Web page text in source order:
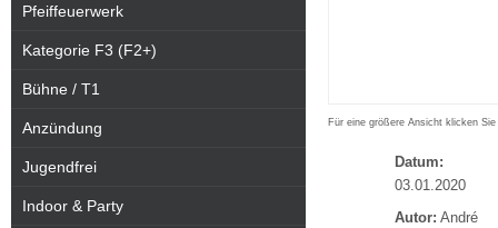
Für eine größere Ansicht klicken
Datum:
03.01.2020
Autor: André
Pfeiffeuerwerk
Kategorie F3 (F2+)
Bühne / T1
Anzündung
Jugendfrei
Indoor & Party